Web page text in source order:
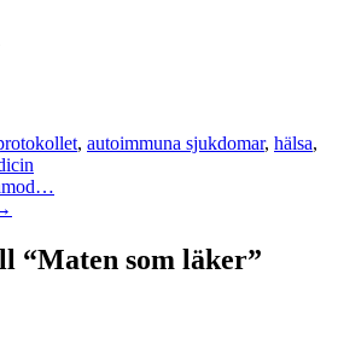
, autoimmuna sjukdomar, hälsa,
“Maten som läker”